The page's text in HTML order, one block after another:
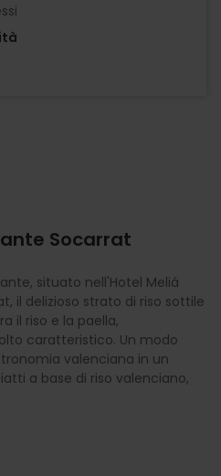
Socarrat
situato nell'Hotel Meliá
il delizioso strato di riso sottile
il riso e la paella,
caratteristico. Un modo
valenciana in un
a base di riso valenciano,